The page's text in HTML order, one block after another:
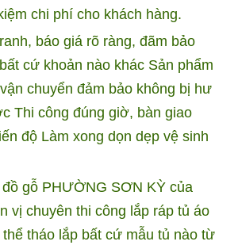
chi phí cho khách hàng.
báo giá rõ ràng, đãm bảo
cứ khoản nào khác Sản phẩm
chuyển đảm bảo không bị hư
Thi công đúng giờ, bàn giao
độ Làm xong dọn dẹp vệ sinh
gỗ PHƯỜNG SƠN KỲ của
vị chuyên thi công lắp ráp tủ áo
tháo lắp bất cứ mẫu tủ nào từ